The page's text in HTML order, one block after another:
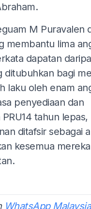
M Puravalen
membantu lima
dapatan
ditubuhkan bagi
laku oleh enam
penyediaan dan
tahun lepas,
ditafsir sebagai
kesemua
WhatsApp